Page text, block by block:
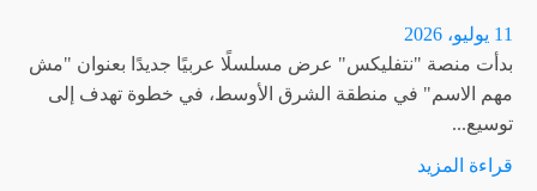
11 يوليو، 2026
بدأت منصة "نتفليكس" عرض مسلسلًا عربيًا جديدًا بعنوان "مش
مهم الاسم" في منطقة الشرق الأوسط، في خطوة تهدف إلى
توسيع...
قراءة المزيد